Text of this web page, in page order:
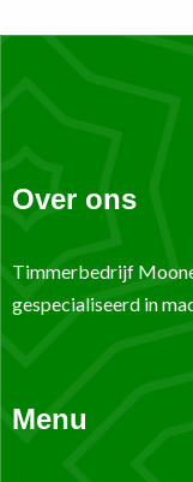
Over ons
Timmerbedrijf
gespecialiseerd in
Menu